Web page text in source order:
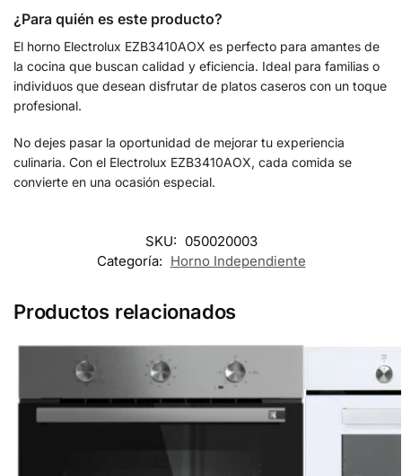
¿Para quién es este producto?
El horno Electrolux EZB3410AOX es perfecto para amantes de
la cocina que buscan calidad y eficiencia. Ideal para familias o
individuos que desean disfrutar de platos caseros con un toque
profesional.
No dejes pasar la oportunidad de mejorar tu experiencia
culinaria. Con el Electrolux EZB3410AOX, cada comida se
convierte en una ocasión especial.
SKU: 050020003
Categoría: Horno Independiente
Productos relacionados